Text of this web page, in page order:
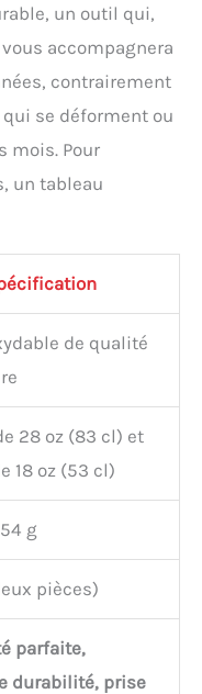
un outil qui,
accompagnera
contrairement
se déforment ou
mois. Pour
un tableau
de qualité
28 oz (83 cl) et
18 oz (53 cl)
g
pièces)
parfaite,
durabilité, prise